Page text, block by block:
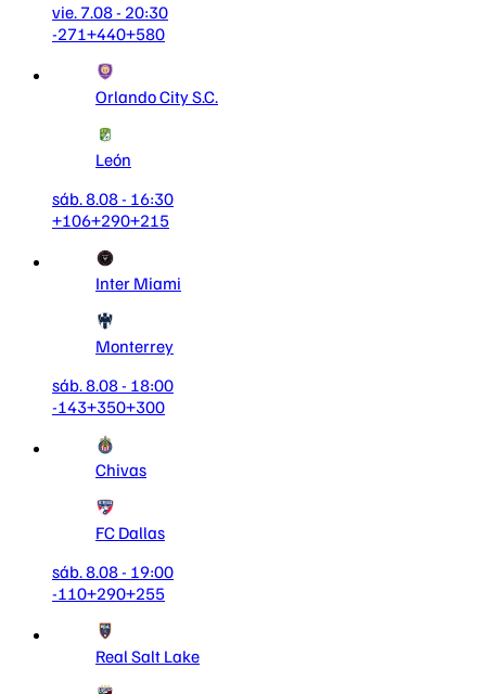
vie. 7.08 - 20:30
-271+440+580
Orlando City S.C.
León
sáb. 8.08 - 16:30
+106+290+215
Inter Miami
Monterrey
sáb. 8.08 - 18:00
-143+350+300
Chivas
FC Dallas
sáb. 8.08 - 19:00
-110+290+255
Real Salt Lake